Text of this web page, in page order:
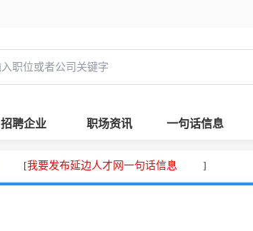
招聘企业 职场资讯 一句话信息
[我要发布延边人才网一句话信息 ]